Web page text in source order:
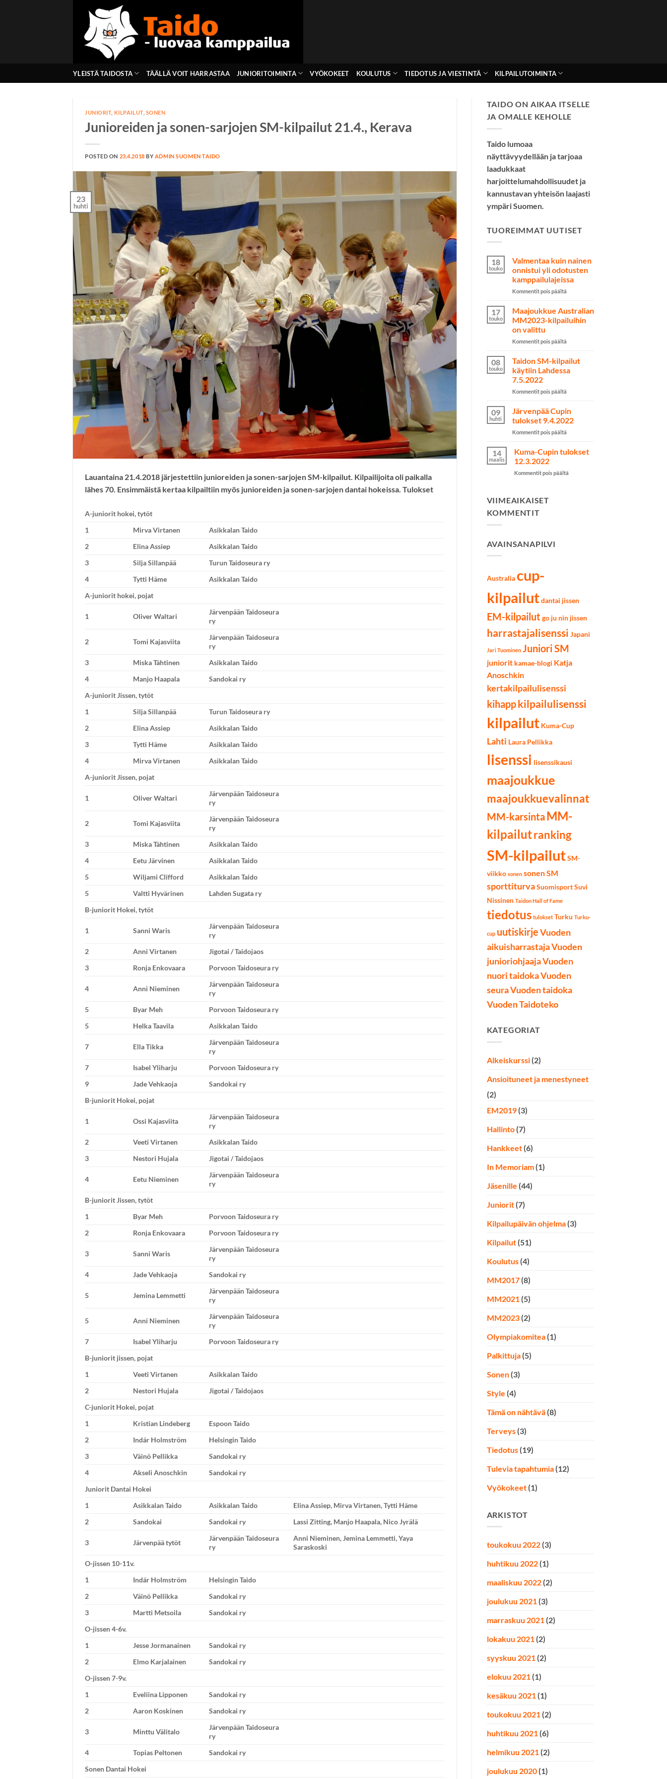
YLEISTÄ TAIDOSTA TÄÄLLÄ VOIT HARRASTAA JUNIORITOIMINTA VYÖKOKEET KOULUTUS TIEDOTUS JA VIESTINTÄ KILPAILUTOIMINTA
JUNIORIT, KILPAILUT, SONEN
Junioreiden ja sonen-sarjojen SM-kilpailut 21.4., Kerava
POSTED ON 23.4.2018 BY ADMIN SUOMEN TAIDO
23
huhti
Lauantaina 21.4.2018 järjestettiin junioreiden ja sonen-sarjojen SM-kilpailut. Kilpailijoita oli paikalla
lähes 70. Ensimmäistä kertaa kilpailtiin myös junioreiden ja sonen-sarjojen dantai hokeissa. Tulokset
A-juniorit hokei, tytöt
1
Mirva Virtanen
Asikkalan Taido
2
Elina Assiep
Asikkalan Taido
3
Silja Sillanpää
Turun Taidoseura ry
4
Tytti Häme
Asikkalan Taido
A-juniorit hokei, pojat
1 Oliver Waltari
Järvenpään Taidoseura
ry
2 Tomi Kajasviita
Järvenpään Taidoseura
ry
3
Miska Tähtinen
Asikkalan Taido
4
Manjo Haapala
Sandokai ry
A-juniorit Jissen, tytöt
1
Silja Sillanpää
Turun Taidoseura ry
2
Elina Assiep
Asikkalan Taido
3
Tytti Häme
Asikkalan Taido
4
Mirva Virtanen
Asikkalan Taido
A-juniorit Jissen, pojat
1 Oliver Waltari
Järvenpään Taidoseura
ry
2 Tomi Kajasviita
Järvenpään Taidoseura
ry
3
Miska Tähtinen
Asikkalan Taido
4
Eetu Järvinen
Asikkalan Taido
5
Wiljami Clifford
Asikkalan Taido
5
Valtti Hyvärinen
Lahden Sugata ry
B-juniorit Hokei, tytöt
1 Sanni Waris
Järvenpään Taidoseura
ry
2
Anni Virtanen
Jigotai / Taidojaos
3
Ronja Enkovaara Porvoon Taidoseura ry
4 Anni Nieminen
Järvenpään Taidoseura
ry
5
Byar Meh
Porvoon Taidoseura ry
5
Helka Taavila Asikkalan Taido
7 Ella Tikka
Järvenpään Taidoseura
ry
7
Isabel Yliharju
Porvoon Taidoseura ry
9
Jade Vehkaoja
Sandokai ry
B-juniorit Hokei, pojat
1 Ossi Kajasviita
Järvenpään Taidoseura
ry
2
Veeti Virtanen
Asikkalan Taido
3
Nestori Hujala Jigotai / Taidojaos
4 Eetu Nieminen
Järvenpään Taidoseura
ry
B-juniorit Jissen, tytöt
1
Byar Meh
Porvoon Taidoseura ry
2
Ronja Enkovaara Porvoon Taidoseura ry
3 Sanni Waris
Järvenpään Taidoseura
ry
4
Jade Vehkaoja Sandokai ry
5 Jemina Lemmetti
Järvenpään Taidoseura
ry
5 Anni Nieminen
Järvenpään Taidoseura
ry
7
Isabel Yliharju
Porvoon Taidoseura ry
B-juniorit jissen, pojat
1
Veeti Virtanen
Asikkalan Taido
2
Nestori Hujala
Jigotai / Taidojaos
C-juniorit Hokei, pojat
1
Kristian Lindeberg
Espoon Taido
2
Indár Holmström
Helsingin Taido
3
Väinö Pellikka
Sandokai ry
4
Akseli Anoschkin
Sandokai ry
Juniorit Dantai Hokei
1
Asikkalan Taido Asikkalan Taido
Elina Assiep, Mirva Virtanen, Tytti Häme
2
Sandokai Sandokai ry Lassi Zitting, Manjo Haapala, Nico Jyrälä
3 Järvenpää tytöt
Järvenpään Taidoseura
ry
Anni Nieminen, Jemina Lemmetti, Yaya
Saraskoski
O-jissen 10-11v.
1
Indár Holmström
Helsingin Taido
2
Väinö Pellikka
Sandokai ry
3
Martti Metsoila
Sandokai ry
O-jissen 4-6v.
1
Jesse Jormanainen
Sandokai ry
2
Elmo Karjalainen
Sandokai ry
O-jissen 7-9v.
1
Eveliina Lipponen
Sandokai ry
2
Aaron Koskinen Sandokai ry
3 Minttu Välitalo
Järvenpään Taidoseura
ry
4
Topias Peltonen
Sandokai ry
Sonen Dantai Hokei
TAIDO ON AIKAA ITSELLE
JA OMALLE KEHOLLE
Taido lumoaa
näyttävyydellään ja tarjoaa
laadukkaat
harjoittelumahdollisuudet ja
kannustavan yhteisön laajasti
ympäri Suomen.
TUOREIMMAT UUTISET
18
touko
Valmentaa kuin nainen
onnistui yli odotusten
kamppailulajeissa
Kommentit pois päältäartikkelissa
kuin
onnistui
odotusten
17
touko
Maajoukkue Australian
MM2023-kilpailuihin
on valittu
Kommentit pois päältäartikkelissa
Australian
kilpailuihin
valittu
08
touko
Taidon SM-kilpailut
käytiin Lahdessa
7.5.2022
Kommentit pois päältäartikkelissa
SM-
käytiin
Lahdessa
09
huhti
Järvenpää Cupin
tulokset 9.4.2022
Kommentit pois päältäartikkelissa
Cupin
14
maalis
Kuma-Cupin tulokset
12.3.2022
Kommentit pois päältäartikkelissa
VIIMEAIKAISET
KOMMENTIT
AVAINSANAPILVI
Australia cup-
kilpailut dantai jissen
EM-kilpailut go ju nin jissen
harrastajalisenssi Japani
Jari Tuominen Juniori SM
juniorit kamae-blogi Katja
Anoschkin
kertakilpailulisenssi
kihappkilpailulisenssi
kilpailut Kuma-Cup
Lahti Laura Pellikka
lisenssi lisenssikausi
maajoukkue
maajoukkuevalinnat
MM-karsintaMM-
kilpailutranking
SM-kilpailut SM-
viikko sonen sonen SM
sporttiturva Suomisport Suvi
Nissinen Taidon Hall of Fame
tiedotus tulokset Turku Turku-
cup uutiskirjeVuoden
aikuisharrastajaVuoden
junioriohjaajaVuoden
nuori taidokaVuoden
seuraVuoden taidoka
Vuoden Taidoteko
KATEGORIAT
Alkeiskurssi(2)
Ansioituneet ja menestyneet
(2)
EM2019(3)
Hallinto(7)
Hankkeet(6)
In Memoriam(1)
Jäsenille (44)
Juniorit(7)
Kilpailupäivän ohjelma(3)
Kilpailut(51)
Koulutus(4)
MM2017(8)
MM2021 (5)
MM2023(2)
Olympiakomitea(1)
Palkittuja(5)
Sonen(3)
Style (4)
Tämä on nähtävä(8)
Terveys(3)
Tiedotus(19)
Tulevia tapahtumia(12)
Vyökokeet(1)
ARKISTOT
toukokuu 2022(3)
huhtikuu 2022(1)
maaliskuu 2022(2)
joulukuu 2021(3)
marraskuu 2021(2)
lokakuu 2021(2)
syyskuu 2021(2)
elokuu 2021(1)
kesäkuu 2021(1)
toukokuu 2021(2)
huhtikuu 2021(6)
helmikuu 2021(2)
joulukuu 2020(1)